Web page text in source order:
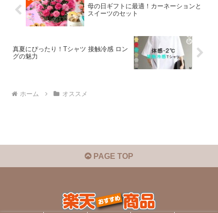
母の日ギフトに最適！カーネーションと
スイーツのセット
真夏にぴったり！Tシャツ 接触冷感 ロン
グの魅力
ホーム オススメ
PAGE TOP